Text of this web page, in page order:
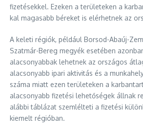
fizetésekkel. Ezeken a területeken a
kal magasabb béreket is elérhetnek az
A keleti régiók, például Borsod-Abaúj-
Szatmár-Bereg megyék esetében
alacsonyabbak lehetnek az országos
alacsonyabb ipari aktivitás és a
száma miatt ezen területeken a
alacsonyabb fizetési lehetőségek állnak
alábbi táblázat szemlélteti a fizetési
kiemelt régióban.